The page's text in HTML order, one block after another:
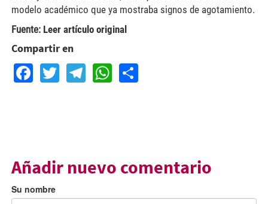
modelo académico que ya mostraba signos de agotamiento.
Fuente: Leer artículo original
Compartir en
Facebook
TwitterTelegram
WhatsApp
Share
Añadir nuevo comentario
Su nombre